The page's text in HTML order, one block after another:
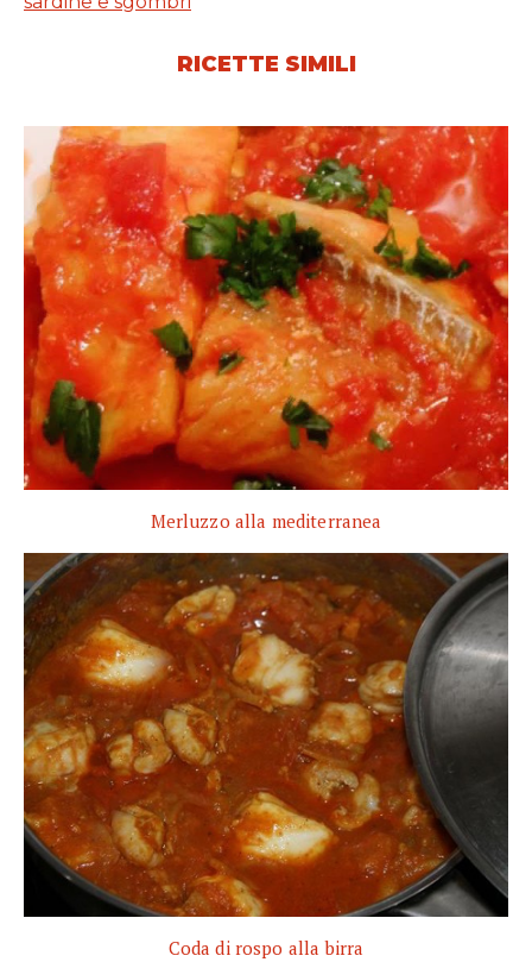
RICETTE SIMILI
Merluzzo alla mediterranea
Coda di rospo alla birra